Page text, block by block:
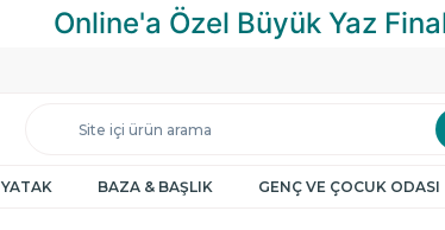
YATAK BAZA & BAŞLIK GENÇ VE ÇOCUK ODASI